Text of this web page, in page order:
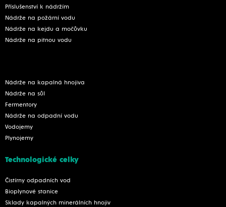
Příslušenství k nádržím
Nádrže na požární vodu
Nádrže na kejdu a močůvku
Nádrže na pitnou vodu
Nádrže na kapalná hnojiva
Nádrže na sůl
Fermentory
Nádrže na odpadní vodu
Vodojemy
Plynojemy
Technologické celky
Čistírny odpadních vod
Bioplynové stanice
Sklady kapalných minerálních hnojiv